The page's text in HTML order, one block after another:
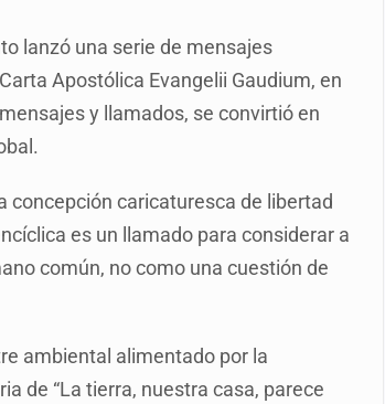
lo niega
de Oblatos
en Mirador de San Isidro
del Congreso
es un “foco rojo” de gran magnitud:
lanzó una serie de mensajes
Apostólica Evangelii Gaudium, en
y llamados, se convirtió en
concepción caricaturesca de libertad
es un llamado para considerar a
común, no como una cuestión de
ambiental alimentado por la
de “La tierra, nuestra casa, parece